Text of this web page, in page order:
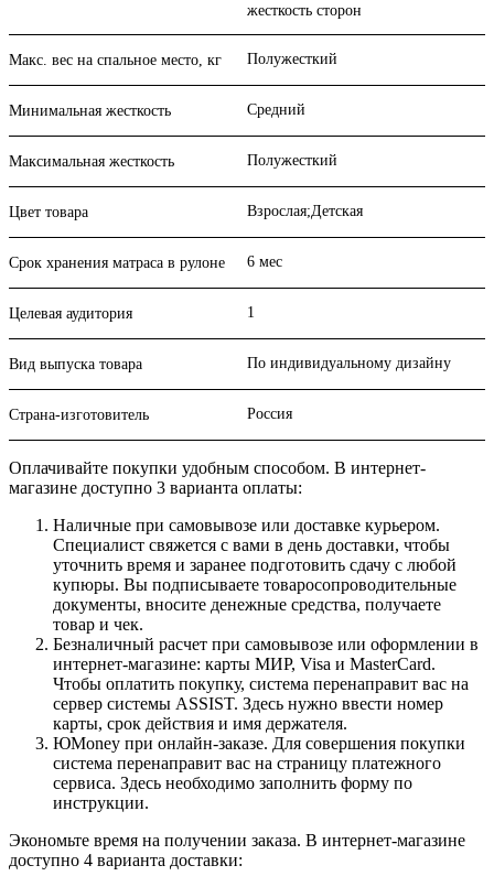
жесткость сторон
Макс. вес на спальное место, кг Полужесткий
Минимальная жесткость Средний
Максимальная жесткость Полужесткий
Цвет товара Взрослая;Детская
Срок хранения матраса в рулоне 6 мес
Целевая аудитория 1
Вид выпуска товара По индивидуальному дизайну
Страна-изготовитель Россия
Оплачивайте покупки удобным способом. В интернет-
магазине доступно 3 варианта оплаты:
Наличные при самовывозе или доставке курьером.
Специалист свяжется с вами в день доставки, чтобы
уточнить время и заранее подготовить сдачу с любой
купюры. Вы подписываете товаросопроводительные
документы, вносите денежные средства, получаете
товар и чек.
Безналичный расчет при самовывозе или оформлении в
интернет-магазине: карты МИР, Visa и MasterCard.
Чтобы оплатить покупку, система перенаправит вас на
сервер системы ASSIST. Здесь нужно ввести номер
карты, срок действия и имя держателя.
ЮMoney при онлайн-заказе. Для совершения покупки
система перенаправит вас на страницу платежного
сервиса. Здесь необходимо заполнить форму по
инструкции.
Экономьте время на получении заказа. В интернет-магазине
доступно 4 варианта доставки: